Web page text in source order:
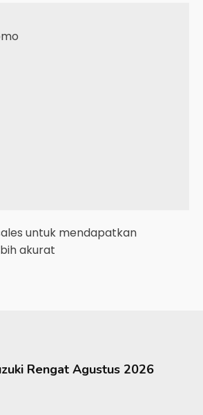
untuk mendapatkan
akurat
Rengat Agustus 2026